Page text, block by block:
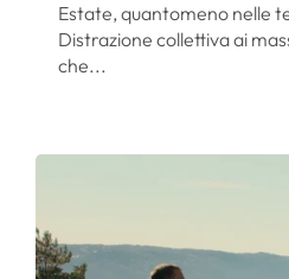
Estate, quantomeno nelle
Distrazione collettiva ai
che...